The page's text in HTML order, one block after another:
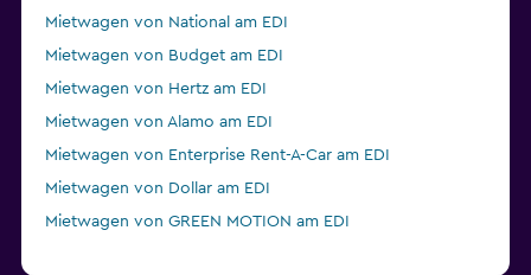
Mietwagen von National am EDI
Mietwagen von Budget am EDI
Mietwagen von Hertz am EDI
Mietwagen von Alamo am EDI
Mietwagen von Enterprise Rent-A-Car am EDI
Mietwagen von Dollar am EDI
Mietwagen von GREEN MOTION am EDI